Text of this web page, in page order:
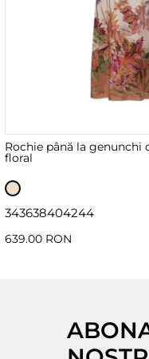
Rochie până la genunchi
floral
343638404244
639.00 RON